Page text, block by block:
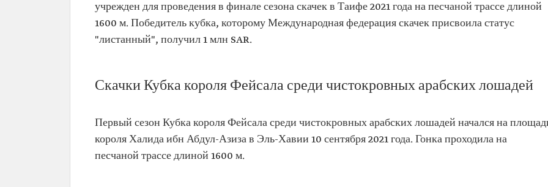
учрежден для проведения в финале сезона скачек в Таифе 2021 года на песчаной трассе длиной
1600 м. Победитель кубка, которому Международная федерация скачек присвоила статус
"листанный", получил 1 млн SAR.
Скачки Кубка короля Фейсала среди чистокровных арабских лошадей
Первый сезон Кубка короля Фейсала среди чистокровных арабских лошадей начался на
короля Халида ибн Абдул-Азиза в Эль-Хавии 10 сентября 2021 года. Гонка проходила на
песчаной трассе длиной 1600 м.